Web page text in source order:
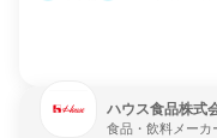
ハウス食品株式
食品・飲料メーカ